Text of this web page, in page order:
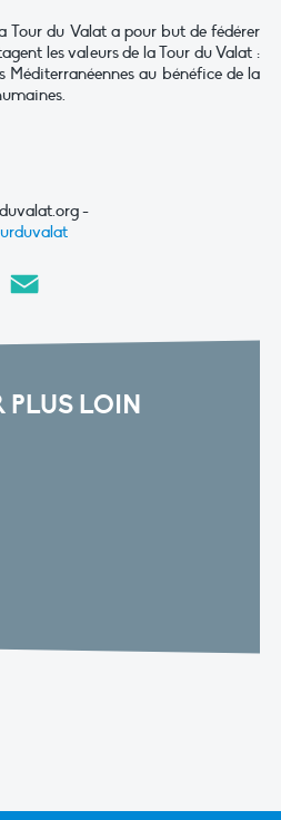
Tour du Valat a pour but de fédérer
les valeurs de la Tour du Valat :
Méditerranéennes au bénéfice de la
-
Copy
PLUS LOIN